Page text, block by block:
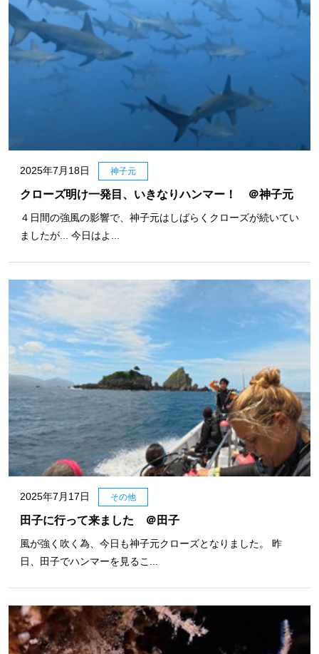
2025年7月18日 神子元
クローズ明け一発目、いきなりハンマー！ ＠神子元
４日間の強風の影響で、神子元はしばらくクローズが続いてい
ましたが... 今日はよ...
2025年7月17日 その他
田子に行って来ました ＠田子
風が強く吹く為、今日も神子元クローズとなりました。 昨
日、田子でハンマーを見るこ...